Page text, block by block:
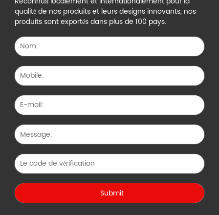
qualité de nos produits et leurs designs innovants, nos
produits sont exportés dans plus de 100 pays.